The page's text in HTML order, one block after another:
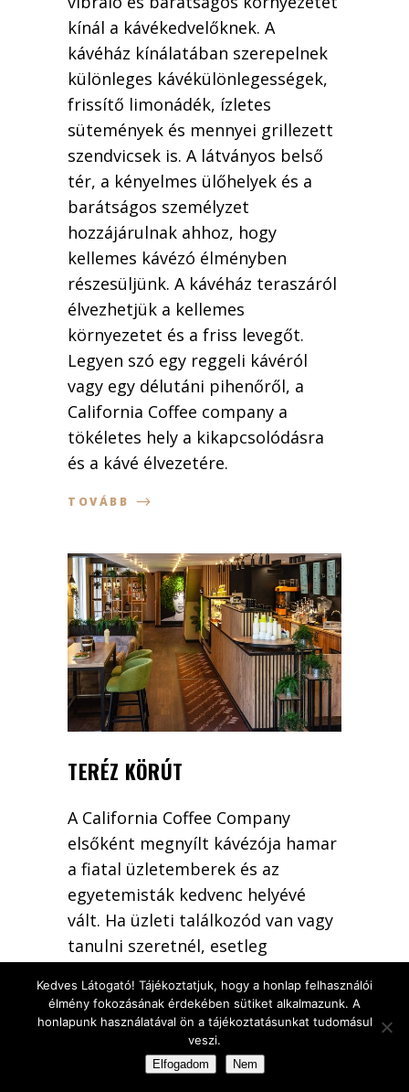
kínál a kávékedvelőknek. A
kávéház kínálatában szerepelnek
különleges kávékülönlegességek,
frissítő limonádék, ízletes
sütemények és mennyei grillezett
szendvicsek is. A látványos belső
tér, a kényelmes ülőhelyek és a
barátságos személyzet
hozzájárulnak ahhoz, hogy
kellemes kávézó élményben
részesüljünk. A kávéház teraszáról
élvezhetjük a kellemes
környezetet és a friss levegőt.
Legyen szó egy reggeli kávéról
vagy egy délutáni pihenőről, a
California Coffee company a
tökéletes hely a kikapcsolódásra
és a kávé élvezetére.
TOVÁBB
TERÉZ KÖRÚT
A California Coffee Company
elsőként megnyílt kávézója hamar
a fiatal üzletemberek és az
egyetemisták kedvenc helyévé
vált. Ha üzleti találkozód van vagy
tanulni szeretnél, esetleg
kényelmes székekben egy csésze
forró kávéval a kezedben,
kávézónkban tökéletes helyre
lelsz. Gőzölgő
Kedves Látogató! Tájékoztatjuk, hogy a honlap felhasználói
élmény fokozásának érdekében sütiket alkalmazunk. A
honlapunk használatával ön a tájékoztatásunkat tudomásul
veszi.
Elfogadom Nem